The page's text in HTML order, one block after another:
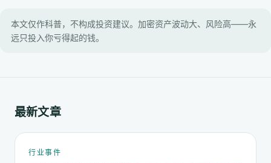
本文仅作科普，不构成投资建议。加密资产波动大、风险高——永
远只投入你亏得起的钱。
最新文章
行业事件